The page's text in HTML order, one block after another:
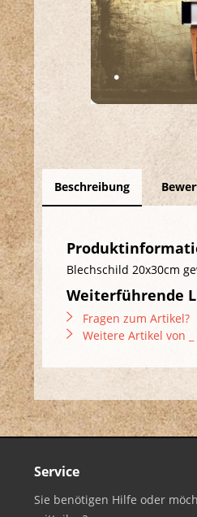
Beschreibung
Blechschild 20x30cm
Weiterführende
Fragen zum Artikel?
Weitere Artikel von _
Service
Sie benötigen Hilfe oder